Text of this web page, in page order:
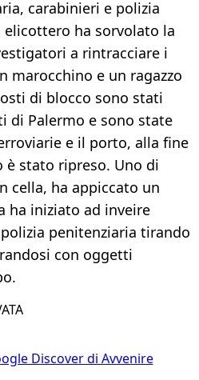
carabinieri e polizia
ha sorvolato la
a rintracciare i
marocchino e un ragazzo
di blocco sono stati
di Palermo e sono state
e il porto, alla fine
stato ripreso. Uno di
cella, ha appiccato un
ha iniziato ad inveire
penitenziaria tirando
con oggetti
Discover di Avvenire